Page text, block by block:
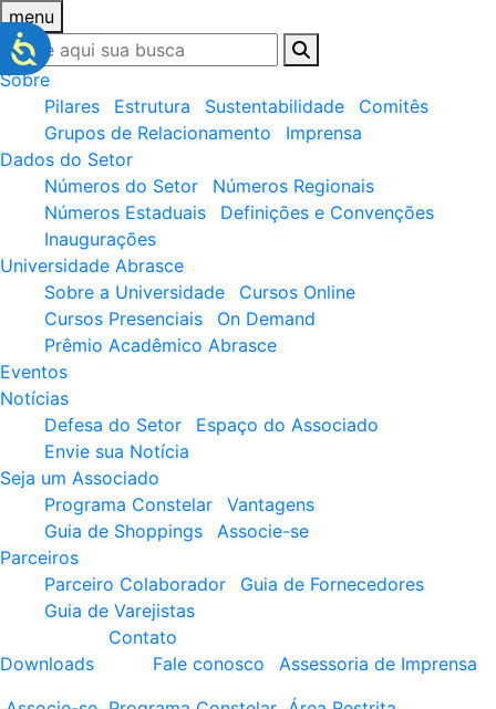
menu
Sobre
Pilares
Estrutura Sustentabilidade
Comitês
Grupos de Relacionamento
Imprensa
Dados do Setor
Números do Setor
Números Regionais
Números Estaduais
Definições e Convenções
Inaugurações
Universidade Abrasce
Sobre a Universidade
Cursos Online
Cursos Presenciais
On Demand
Prêmio Acadêmico Abrasce
Eventos
Notícias
Defesa do Setor
Espaço do Associado
Envie sua Notícia
Seja um Associado
Programa Constelar
Vantagens
Guia de Shoppings
Associe-se
Parceiros
Parceiro Colaborador
Guia de Fornecedores
Guia de Varejistas
Downloads
Contato
Fale conosco
Assessoria de Imprensa